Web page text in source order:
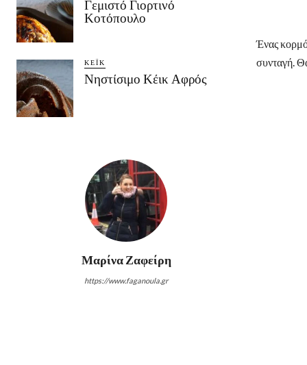
Γεμιστό Γιορτινό
Κοτόπουλο
ΚΈΙΚ
Νηστίσιμο Κέικ Αφρός
Μαρίνα Ζαφείρη
https://www.faganoula.gr
Ένας
συνταγή.